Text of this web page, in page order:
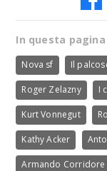
In questa
Nova sf Il
Roger Zelazny I
Kurt Vonnegut
Kathy Acker
Armando Corridore